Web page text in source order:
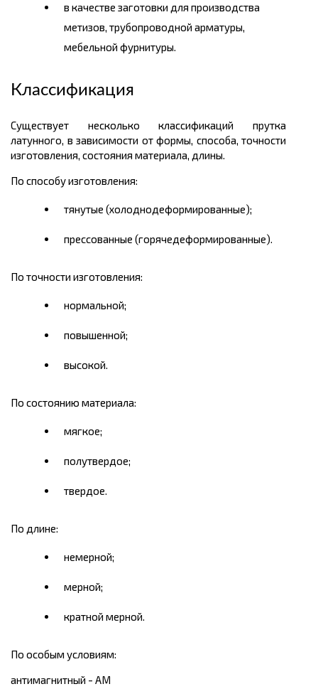
в качестве заготовки для производства
метизов, трубопроводной арматуры,
мебельной фурнитуры.
Классификация
Существует несколько классификаций прутка
латунного, в зависимости от формы, способа, точности
изготовления, состояния материала, длины.
По способу изготовления:
тянутые (холоднодеформированные);
прессованные (горячедеформированные).
По точности изготовления:
нормальной;
повышенной;
высокой.
По состоянию материала:
мягкое;
полутвердое;
твердое.
По длине:
немерной;
мерной;
кратной мерной.
По особым условиям:
антимагнитный - AM